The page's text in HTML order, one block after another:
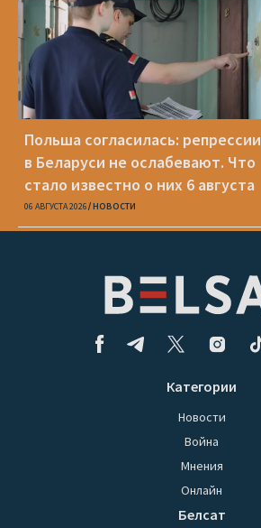
Польша согласилась: репрессии
в Беларуси не ослабевают. Что
стало известно о них 6 августа
06 АВГУСТА 2026 НОВОСТИ
Категории
Новости
Война
Мнения
Онлайн
Белсат